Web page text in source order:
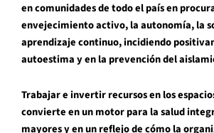
en comunidades de todo el país en
envejecimiento activo, la autonomía, la
aprendizaje continuo, incidiendo
autoestima y en la prevención del
Trabajar e invertir recursos en los
convierte en un motor para la salud
mayores y en un reflejo de cómo la